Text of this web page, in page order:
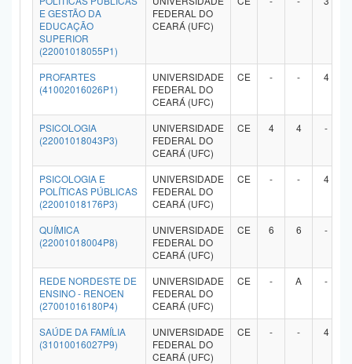
E GESTÃO DA
EDUCAÇÃO
SUPERIOR
(22001018055P1)
FEDERAL DO
CEARÁ (UFC)
PROFARTES
(41002016026P1)
UNIVERSIDADE
FEDERAL DO
CEARÁ (UFC)
CE - - 4
PSICOLOGIA
(22001018043P3)
UNIVERSIDADE
FEDERAL DO
CEARÁ (UFC)
CE 4 4 -
PSICOLOGIA E
POLÍTICAS PÚBLICAS
(22001018176P3)
UNIVERSIDADE
FEDERAL DO
CEARÁ (UFC)
CE - - 4
QUÍMICA
(22001018004P8)
UNIVERSIDADE
FEDERAL DO
CEARÁ (UFC)
CE 6 6 -
REDE NORDESTE DE
ENSINO - RENOEN
(27001016180P4)
UNIVERSIDADE
FEDERAL DO
CEARÁ (UFC)
CE - A -
SAÚDE DA FAMÍLIA
(31010016027P9)
UNIVERSIDADE
FEDERAL DO
CEARÁ (UFC)
CE - - 4